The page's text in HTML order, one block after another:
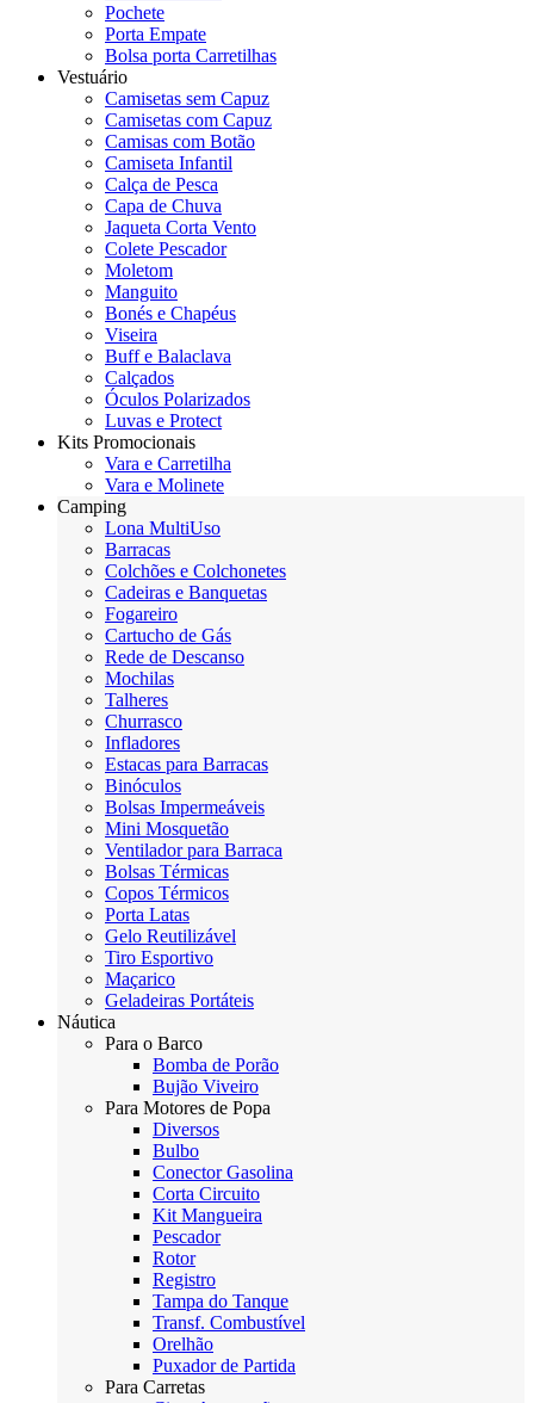
Pochete
Porta Empate
Bolsa porta Carretilhas
Vestuário
Camisetas sem Capuz
Camisetas com Capuz
Camisas com Botão
Camiseta Infantil
Calça de Pesca
Capa de Chuva
Jaqueta Corta Vento
Colete Pescador
Moletom
Manguito
Bonés e Chapéus
Viseira
Buff e Balaclava
Calçados
Óculos Polarizados
Luvas e Protect
Kits Promocionais
Vara e Carretilha
Vara e Molinete
Camping
Lona MultiUso
Barracas
Colchões e Colchonetes
Cadeiras e Banquetas
Fogareiro
Cartucho de Gás
Rede de Descanso
Mochilas
Talheres
Churrasco
Infladores
Estacas para Barracas
Binóculos
Bolsas Impermeáveis
Mini Mosquetão
Ventilador para Barraca
Bolsas Térmicas
Copos Térmicos
Porta Latas
Gelo Reutilizável
Tiro Esportivo
Maçarico
Geladeiras Portáteis
Náutica
Para o Barco
Bomba de Porão
Bujão Viveiro
Para Motores de Popa
Diversos
Bulbo
Conector Gasolina
Corta Circuito
Kit Mangueira
Pescador
Rotor
Registro
Tampa do Tanque
Transf. Combustível
Orelhão
Puxador de Partida
Para Carretas